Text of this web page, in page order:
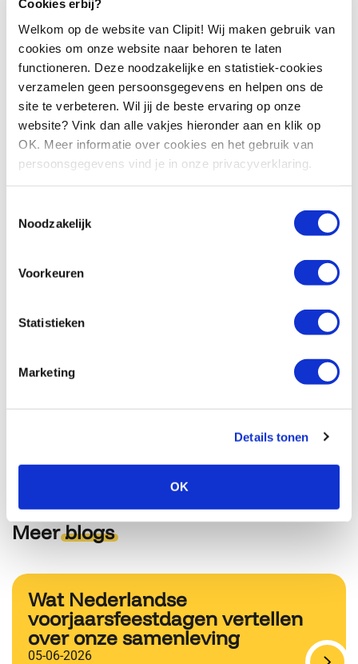
Cookies erbij?
Welkom op de website van Clipit! Wij maken gebruik van
cookies om onze website naar behoren te laten
functioneren. Deze noodzakelijke en statistiek-cookies
verzamelen geen persoonsgegevens en helpen ons de
site te verbeteren. Wil jij de beste ervaring op onze
website? Vink dan alle vakjes hieronder aan en klik op
OK. Meer informatie over cookies en het gebruik van
persoonsgegevens vind je in onze privacyverklaring.
Noodzakelijk
Voorkeuren
Statistieken
Marketing
Details tonen
OK
natuurlijk aan. Je merkt dat je ontzorgd wordt en dat ze
altijd een stapje verder denken bij een hulpvraag. Ze zijn
partner als Clipit. Ze hebben voor ons verschillende
geïntegreerde campagnes inzichtelijk gemaakt en daar komt
hun expertise ook duidelijk naar voren. Daarnaast zijn de
dagelijkse nieuwsoverzichten van grote waarde voor onze
Rinske van den Bos – Manager PR & Public Affairs bij
Meerblogs
Wat Nederlandse
voorjaarsfeestdagen vertellen
over onze samenleving
05-06-2026